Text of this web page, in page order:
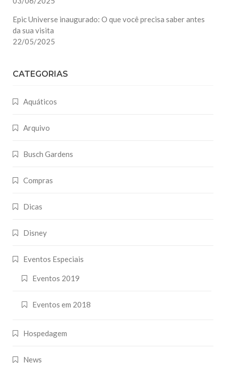
Epic Universe inaugurado: O que você precisa saber antes
da sua visita
22/05/2025
CATEGORIAS
Aquáticos
Arquivo
Busch Gardens
Compras
Dicas
Disney
Eventos Especiais
Eventos 2019
Eventos em 2018
Hospedagem
News